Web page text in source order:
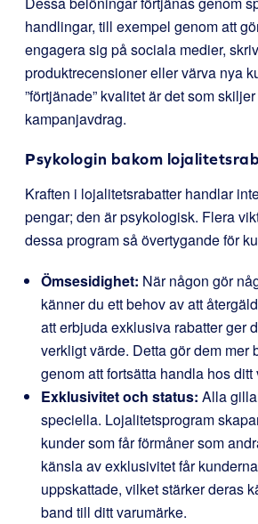
handlingar, till exempel genom att
engagera sig på sociala medier,
produktrecensioner eller värva nya
”förtjänade” kvalitet är det som
kampanjavdrag.
Psykologin bakom
Kraften i lojalitetsrabatter handlar
pengar; den är psykologisk. Flera
dessa program så övertygande för
Ömsesidighet: När någon gör
känner du ett behov av att
att erbjuda exklusiva rabatter ger
verkligt värde. Detta gör dem mer
genom att fortsätta handla hos ditt
Exklusivitet och status: Alla
speciella. Lojalitetsprogram
kunder som får förmåner som
känsla av exklusivitet får
uppskattade, vilket stärker deras
band till ditt varumärke.